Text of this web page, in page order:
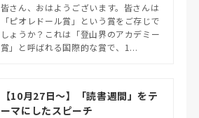
皆さん、おはようございます。皆さんは
「ピオレドール賞」という賞をご存じで
しょうか？これは「登山界のアカデミー
賞」と呼ばれる国際的な賞で、1...
【10月27日～】「読書週間」をテ
ーマにしたスピーチ